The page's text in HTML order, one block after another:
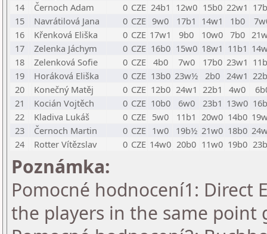
14
Černoch Adam 0 CZE 24b1 12w0 15b0 22w1
15
Navrátilová Jana 0 CZE 9w0 17b1 14w1 1b0
16
Křenková Eliška 0 CZE 17w1 9b0 10w0 7b0
17
Zelenka Jáchym 0 CZE 16b0 15w0 18w1 11b1
18
Zelenková Sofie 0 CZE 4b0 7w0 17b0 23w1
19
Horáková Eliška 0 CZE 13b0 23w½ 2b0 24w1
20
Konečný Matěj 0 CZE 12b0 24w1 22b1 4w0
21
Kocián Vojtěch 0 CZE 10b0 6w0 23b1 13w0
22
Kladiva Lukáš 0 CZE 5w0 11b1 20w0 14b0
23
Černoch Martin 0 CZE 1w0 19b½ 21w0 18b0
24
Rotter Vítězslav 0 CZE 14w0 20b0 11w0 19b0
Poznámka:
Pomocné hodnocení1: Direct
the players in the same point